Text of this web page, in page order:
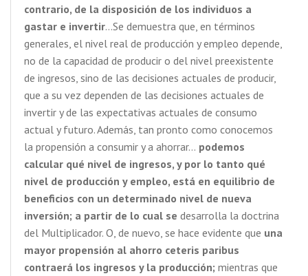
contrario, de la disposición de los individuos a
gastar e invertir…Se demuestra que, en términos
generales, el nivel real de producción y empleo depende,
no de la capacidad de producir o del nivel preexistente
de ingresos, sino de las decisiones actuales de producir,
que a su vez dependen de las decisiones actuales de
invertir y de las expectativas actuales de consumo
actual y futuro. Además, tan pronto como conocemos
la propensión a consumir y a ahorrar… podemos
calcular qué nivel de ingresos, y por lo tanto qué
nivel de producción y empleo, está en equilibrio de
beneficios con un determinado nivel de nueva
inversión; a partir de lo cual se desarrolla la doctrina
del Multiplicador. O, de nuevo, se hace evidente que una
mayor propensión al ahorro ceteris paribus
contraerá los ingresos y la producción; mientras que